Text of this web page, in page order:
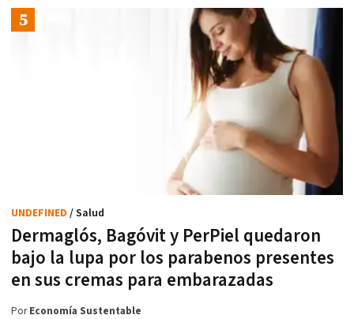
Dermaglós, Bagóvit y PerPiel quedaron
bajo la lupa por los parabenos presentes
en sus cremas para embarazadas
UNDEFINED / Salud
PorEconomía Sustentable